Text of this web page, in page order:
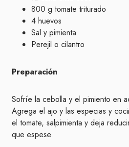
800 g tomate triturado
4 huevos
Sal y pimienta
Perejil o cilantro
Preparación
Sofríe la cebolla y el pimiento en
Agrega el ajo y las especias y
el tomate, salpimienta y deja
que espese.